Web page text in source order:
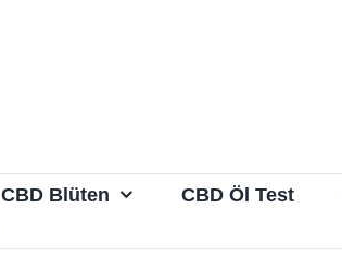
CBD Blüten CBD Öl Test